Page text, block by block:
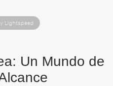
Lightspeed
Un Mundo de